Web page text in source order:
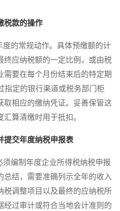
税款的操作
的常规动作。具体预缴额的计
终应纳税额的一定比例，或由税
需要在每个月份结束后的特定期
指定的银行渠道或税务部门柜
取相应的缴纳凭证。妥善保管这
算清缴时用于抵扣。
交年度纳税申报表
编制年度企业所得税纳税申报
总结，需要准确列示全年的收入
税调整项目以及最终的应纳税所
经过审计或符合当地会计准则的